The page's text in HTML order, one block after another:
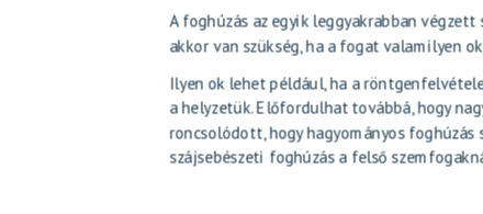
Afoghúzás az egyik leggyakrabban
akkor van szükség, ha a fogat valamilyen
Ilyen ok lehet például, ha a
a helyzetük. Előfordulhat továbbá, hogy
roncsolódott, hogy hagyományos
szájsebészeti foghúzás a felső